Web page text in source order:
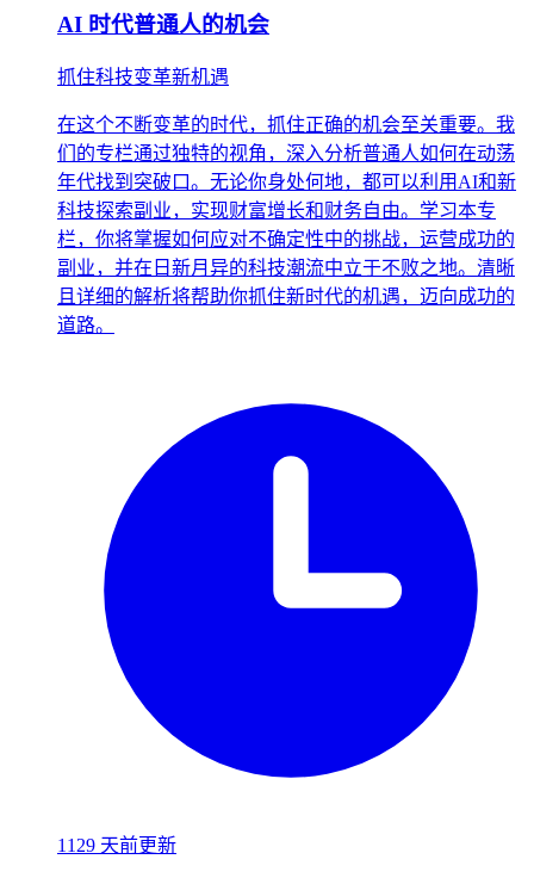
AI 时代普通人的机会
抓住科技变革新机遇
在这个不断变革的时代，抓住正确的机会至关重要。我
们的专栏通过独特的视角，深入分析普通人如何在动荡
年代找到突破口。无论你身处何地，都可以利用AI和新
科技探索副业，实现财富增长和财务自由。学习本专
栏，你将掌握如何应对不确定性中的挑战，运营成功的
副业，并在日新月异的科技潮流中立于不败之地。清晰
且详细的解析将帮助你抓住新时代的机遇，迈向成功的
道路。
1129 天前更新